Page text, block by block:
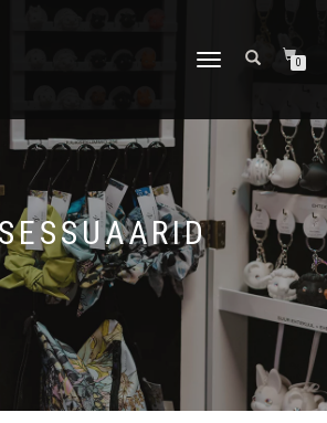
TOGGLE NAVIGATION0